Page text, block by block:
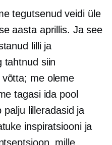
tegutsenud veidi üle
aasta aprillis. Ja see
lilli ja
tahtnud siin
me oleme
tagasi ida pool
palju lilleradasid ja
inspiratsiooni ja
mille